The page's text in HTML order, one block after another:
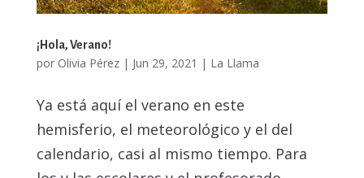
¡Hola, Verano!
por Olivia Pérez| Jun 29, 2021 | La Llama
Ya está aquí el verano en este
hemisferio, el meteorológico y el del
calendario, casi al mismo tiempo. Para